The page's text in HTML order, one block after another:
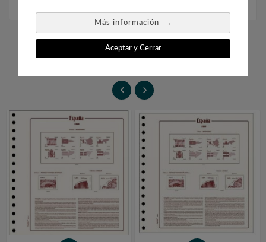
Más información →
Aceptar y Cerrar
16 PRODUCTOS EN LA MISMA
 